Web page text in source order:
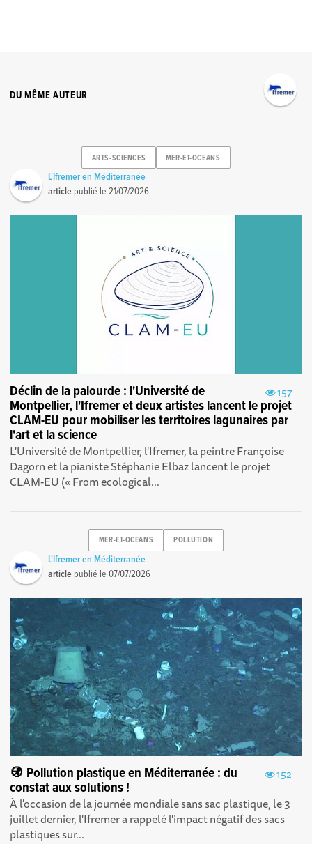
DU MÊME AUTEUR
ARTS-SCIENCES MER-ET-OCEANS
L'Ifremer en Méditerranée
article publié le21/07/2026
157
Déclin de la palourde : l'Université de
Montpellier, l'Ifremer et deux artistes lancent le projet
CLAM-EU pour mobiliser les territoires lagunaires par
l'art et la science
L'Université de Montpellier, l'Ifremer, la peintre Françoise
Dagorn et la pianiste Stéphanie Elbaz lancent le projet
CLAM-EU (« From ecological...
MER-ET-OCEANS POLLUTION
L'Ifremer en Méditerranée
article publié le07/07/2026
152
🚯 Pollution plastique en Méditerranée : du
constat aux solutions !
À l'occasion de la journée mondiale sans sac plastique, le 3
juillet dernier, l'Ifremer a rappelé l'impact négatif des sacs
plastiques sur...